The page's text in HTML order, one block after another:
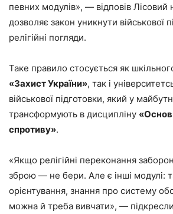
певних модулів», — відповів Лісовий
дозволяє закон уникнути військової
релігійні погляди.
Таке правило стосується як
«Захист України», так і
військової підготовки, який у
трансформують в дисципліну
спротиву».
«Якщо релігійні переконання
зброю — не бери. Але є інші модулі:
орієнтування, знання про систему
можна й треба вивчати», —